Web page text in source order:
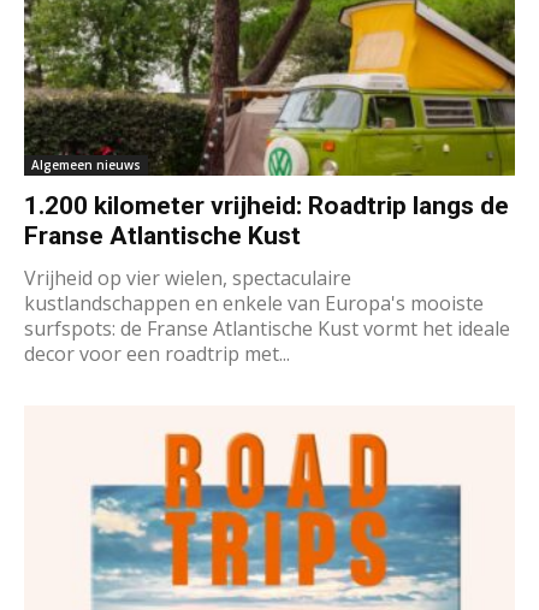
Algemeen nieuws
1.200 kilometer vrijheid: Roadtrip langs de
Franse Atlantische Kust
Vrijheid op vier wielen, spectaculaire
kustlandschappen en enkele van Europa's mooiste
surfspots: de Franse Atlantische Kust vormt het ideale
decor voor een roadtrip met...